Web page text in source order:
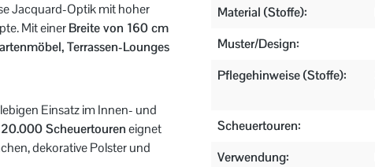
Jacquard-Optik mit hoher
Mit einerBreite von 160 cm
Terrassen-Lounges
Einsatz im Innen- und
20.000 Scheuertoureneignet
dekorative Polster und
Material (Stoffe):
Muster/Design:
Pflegehinweise (Stoffe):
Scheuertouren:
Verwendung: